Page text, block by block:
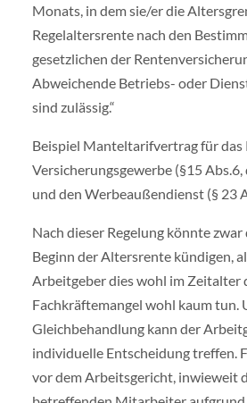
Monats, in dem sie/er die
Regelaltersrente nach den
gesetzlichen der
Abweichende Betriebs- oder
sind zulässig.“
Beispiel Manteltarifvertrag für das
Versicherungsgewerbe (§15
und den Werbeaußendienst (§ 23
Nach dieser Regelung könnte
Beginn der Altersrente kündigen,
Arbeitgeber dies wohl im Zeitalter
Fachkräftemangel wohl kaum tun.
Gleichbehandlung kann der
individuelle Entscheidung treffen.
vor dem Arbeitsgericht, inwieweit